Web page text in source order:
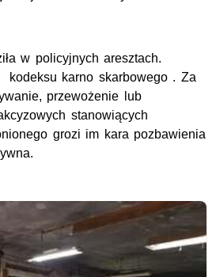
w policyjnych aresztach.
kodeksu karno skarbowego . Za
przewożenie lub
stanowiących
grozi im kara pozbawienia